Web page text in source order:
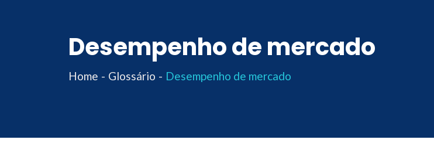
Desempenho de mercado
Home Glossário Desempenho de mercado